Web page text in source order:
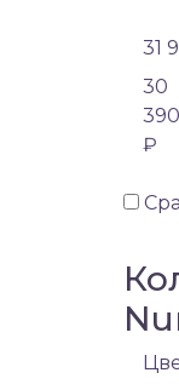
31
30
390
₽